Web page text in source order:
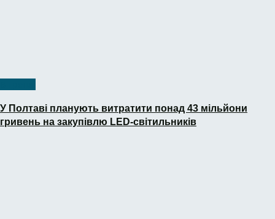
У Полтаві планують витратити понад 43 мільйони
гривень на закупівлю LED-світильників